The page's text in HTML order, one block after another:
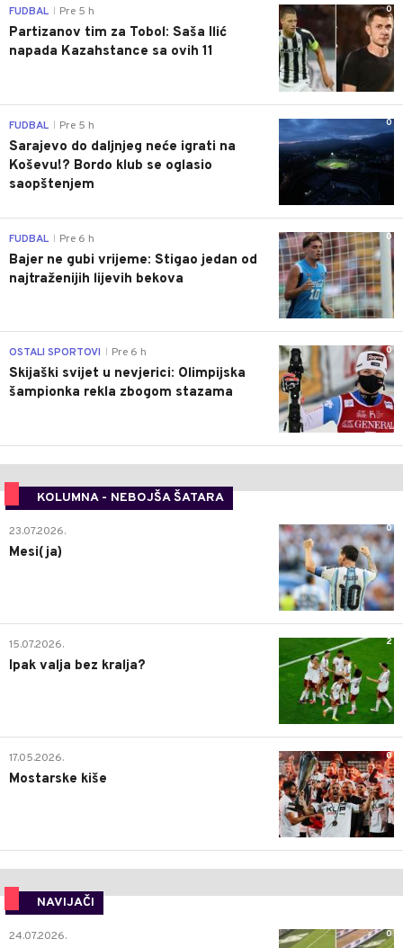
0
FUDBAL Pre 5 h
Partizanov tim za Tobol: Saša Ilić
napada Kazahstance sa ovih 11
0
FUDBAL Pre 5 h
Sarajevo do daljnjeg neće igrati na
Koševu!? Bordo klub se oglasio
saopštenjem
0
FUDBAL Pre 6 h
Bajer ne gubi vrijeme: Stigao jedan od
najtraženijih lijevih bekova
0
OSTALI SPORTOVI Pre 6 h
Skijaški svijet u nevjerici: Olimpijska
šampionka rekla zbogom stazama
KOLUMNA - NEBOJŠA ŠATARA
0
23.07.2026.
Mesi(ja)
2
15.07.2026.
Ipak valja bez kralja?
0
17.05.2026.
Mostarske kiše
NAVIJAČI
0
24.07.2026.